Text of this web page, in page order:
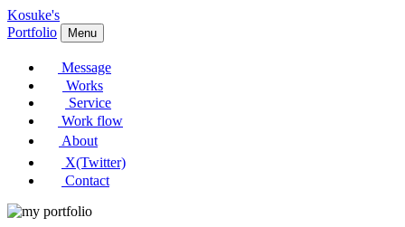
Kosuke's
Portfolio
Menu
Message
Works
Service
Work flow
About
X(Twitter)
Contact